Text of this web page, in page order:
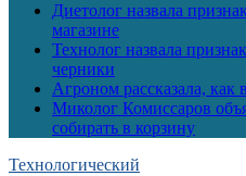
Диетолог назвала
магазине
Технолог назвала
черники
Агроном рассказала,
Миколог Комиссаров
собирать в корзину
Технологический